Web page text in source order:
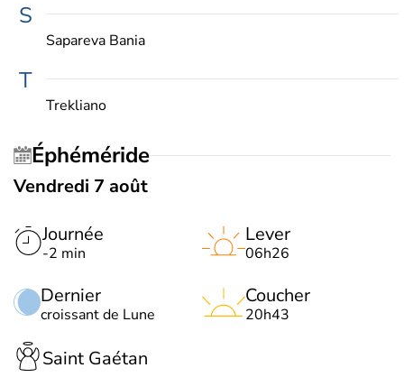
S
Sapareva Bania
T
Trekliano
Éphéméride
Vendredi 7 août
Journée
-2 min
Dernier
croissant de Lune
Lever
06h26
Coucher
20h43
Saint Gaétan